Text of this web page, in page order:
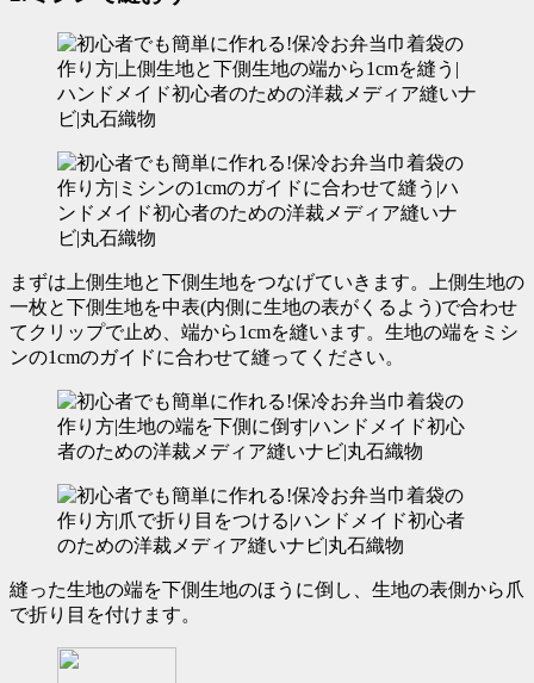
まずは上側生地と下側生地をつなげていきます。上側生地の
一枚と下側生地を中表(内側に生地の表がくるよう)で合わせ
てクリップで止め、端から1cmを縫います。 生地の端をミシ
ンの1cmのガイドに合わせて縫ってください。
縫った生地の端を下側生地のほうに倒し、生地の表側から爪
で折り目を付けます。